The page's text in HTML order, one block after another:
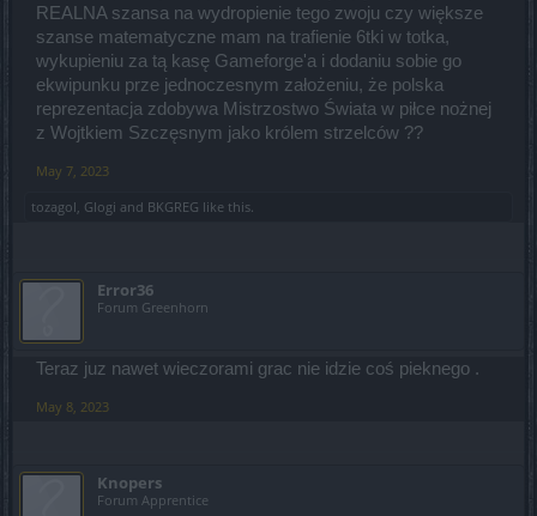
REALNA szansa na wydropienie tego zwoju czy większe
szanse matematyczne mam na trafienie 6tki w totka,
wykupieniu za tą kasę Gameforge'a i dodaniu sobie go
ekwipunku prze jednoczesnym założeniu, że polska
reprezentacja zdobywa Mistrzostwo Świata w piłce nożnej
z Wojtkiem Szczęsnym jako królem strzelców ??
May 7, 2023
tozagol Glogi and BKGREG like this.
Error36
Forum Greenhorn
Teraz juz nawet wieczorami grac nie idzie coś pieknego .
May 8, 2023
Knopers
Forum Apprentice